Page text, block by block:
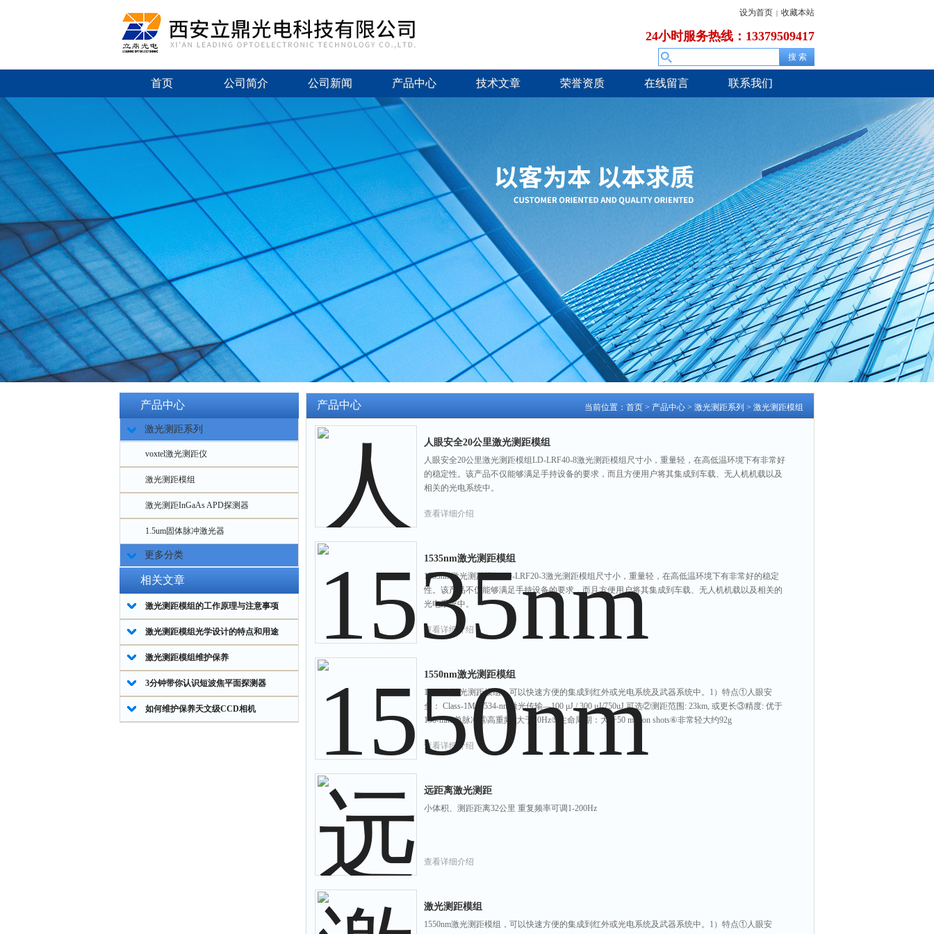
设为首页 | 收藏本站
24小时服务热线：13379509417
首页 公司简介 公司新闻 产品中心 技术文章 荣誉资质 在线留言 联系我们
产品中心
激光测距系列
voxtel激光测距仪
激光测距模组
激光测距InGaAs APD探测器
1.5um固体脉冲激光器
更多分类
相关文章
激光测距模组的工作原理与注意事项
激光测距模组光学设计的特点和用途
激光测距模组维护保养
3分钟带你认识短波焦平面探测器
如何维护保养天文级CCD相机
当前位置： 首页 > 产品中心 > 激光测距系列 > 激光测距模组
产品中心
人眼安全20公里激光测距模组
人眼安全20公里激光测距模组LD-LRF40-8激光测距模组尺寸小，重量轻，在高低温环境下有非常好
的稳定性。该产品不仅能够满足手持设备的要求，而且方便用户将其集成到车载、无人机机载以及
相关的光电系统中。
查看详细介绍
1535nm激光测距模组
1535nm激光测距模组LD-LRF20-3激光测距模组尺寸小，重量轻，在高低温环境下有非常好的稳定
性。该产品不仅能够满足手持设备的要求，而且方便用户将其集成到车载、无人机机载以及相关的
光电系统中。
查看详细介绍
1550nm激光测距模组
1550nm激光测距模组，可以快速方便的集成到红外或光电系统及武器系统中。1）特点①人眼安
全： Class-1M, 1534-nm激光传输—100 μJ / 300 μJ/750uJ 可选②测距范围: 23km, 或更长③精度: 优于
150-mm 单脉冲④高重频: 大于10Hz⑤生命周期：大于50 million shots⑥非常轻大约92g
查看详细介绍
远距离激光测距
小体积、测距距离32公里 重复频率可调1-200Hz
查看详细介绍
激光测距模组
1550nm激光测距模组，可以快速方便的集成到红外或光电系统及武器系统中。1）特点①人眼安